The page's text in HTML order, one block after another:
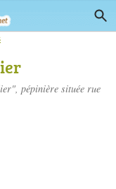
pépinière située rue